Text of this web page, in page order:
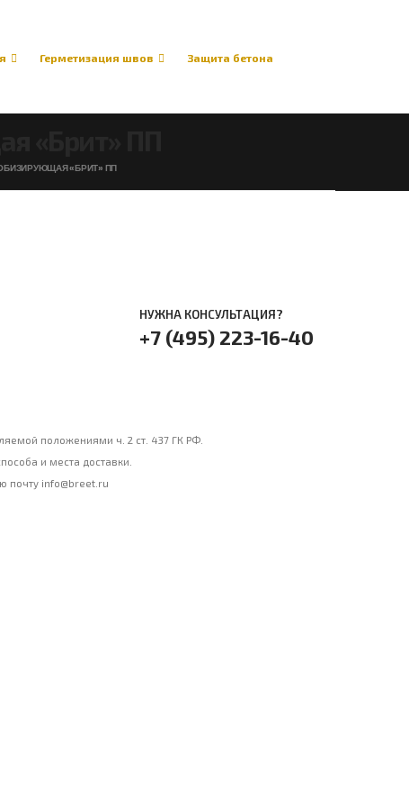
Герметизация швов Защита бетона
«БРИТ» ПП
НУЖНА КОНСУЛЬТАЦИЯ?
+7 (495) 223-16-40
положениями ч. 2 ст. 437 ГК РФ.
и места доставки.
почту info@breet.ru